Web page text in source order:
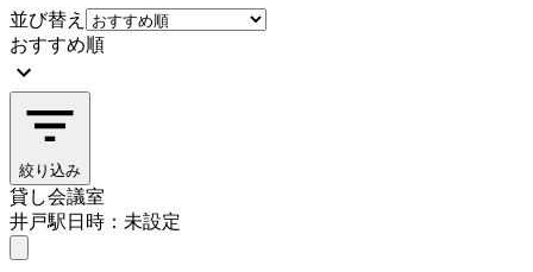
並び替え
おすすめ順
絞り込み
貸し会議室
井戸駅日時：未設定